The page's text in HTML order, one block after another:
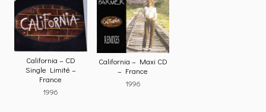
California – CD
Single Limité –
France
1996
California – Maxi CD
– France
1996